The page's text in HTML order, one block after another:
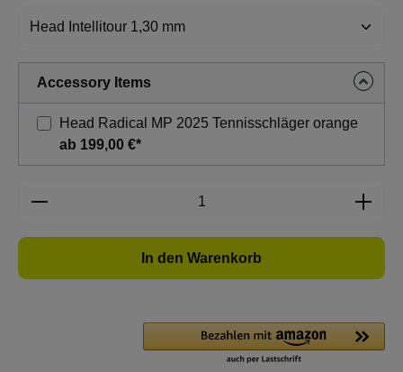
Accessory Items
Head Radical MP 2025 Tennisschläger orange
ab 199,00 €*
Produkt Anzahl: Gib den gewünschten
In den Warenkorb